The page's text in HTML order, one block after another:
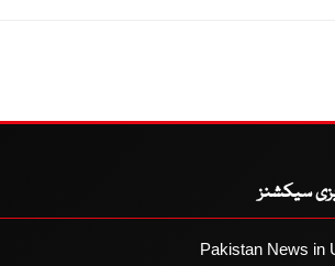
سیکشنز
Pakistan News in